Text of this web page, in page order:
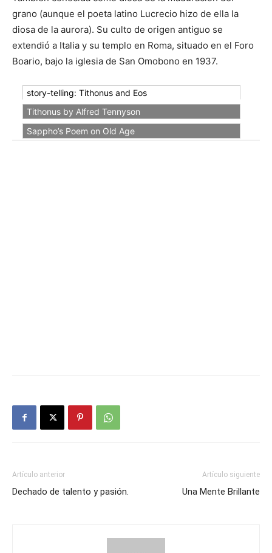
grano (aunque el poeta latino Lucrecio hizo de ella la
diosa de la aurora). Su culto de origen antiguo se
extendió a Italia y su templo en Roma, situado en el Foro
Boario, bajo la iglesia de San Omobono en 1937.
story-telling: Tithonus and Eos
Tithonus by Alfred Tennyson
Sappho’s Poem on Old Age
Artículo anterior
Dechado de talento y pasión.
Artículo siguiente
Una Mente Brillante